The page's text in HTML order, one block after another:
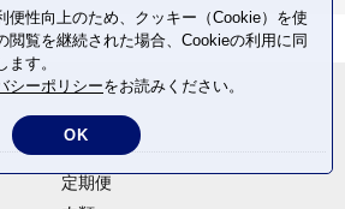
定期便
便性向上のため、クッキー（Cookie）を使
閲覧を継続された場合、Cookieの利用に同
す。
シーポリシーをお読みください。
OK